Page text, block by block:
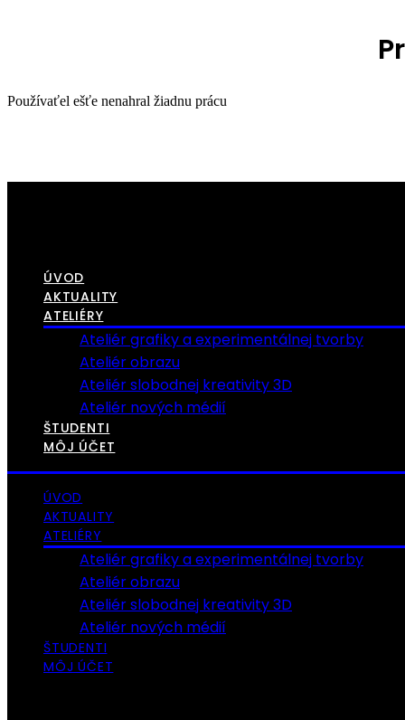
Používaťel ešťe nenahral žiadnu prácu
ÚVOD
AKTUALITY
ATELIÉRY
Ateliér grafiky a experimentálnej tvorby
Ateliér obrazu
Ateliér slobodnej kreativity 3D
Ateliér nových médií
ŠTUDENTI
MÔJ ÚČET
ÚVOD
AKTUALITY
ATELIÉRY
Ateliér grafiky a experimentálnej tvorby
Ateliér obrazu
Ateliér slobodnej kreativity 3D
Ateliér nových médií
ŠTUDENTI
MÔJ ÚČET